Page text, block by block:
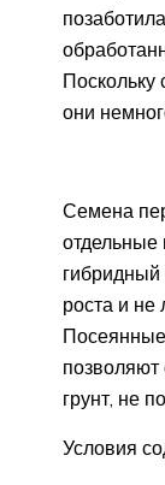
Поскольку
они
Семена
отдельные
гибридный
роста и не
позволяют
грунт, не
Условия